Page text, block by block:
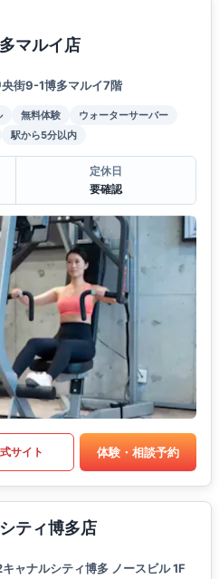
マルイ店
街9-1博多マルイ7階
無料体験
ウォーターサーバー
駅から5分以内
定休日
要確認
サイト 体験・相談予約
ティ博多店
ャナルシティ博多 ノースビル 1F